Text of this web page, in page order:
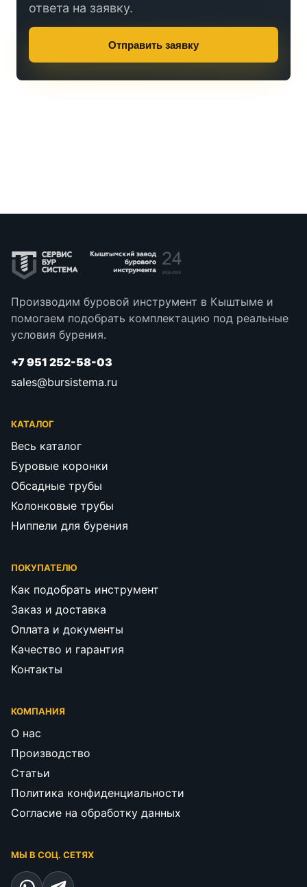
ответа на заявку.
Отправить заявку
Производим буровой инструмент в Кыштыме и
помогаем подобрать комплектацию под реальные
условия бурения.
+7 951 252-58-03
sales@bursistema.ru
КАТАЛОГ
Весь каталог
Буровые коронки
Обсадные трубы
Колонковые трубы
Ниппели для бурения
ПОКУПАТЕЛЮ
Как подобрать инструмент
Заказ и доставка
Оплата и документы
Качество и гарантия
Контакты
КОМПАНИЯ
О нас
Производство
Статьи
Политика конфиденциальности
Согласие на обработку данных
МЫ В СОЦ. СЕТЯХ